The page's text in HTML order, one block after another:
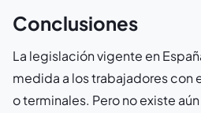
Conclusiones
La legislación vigente en
medida a los trabajadores con
o terminales. Pero no existe